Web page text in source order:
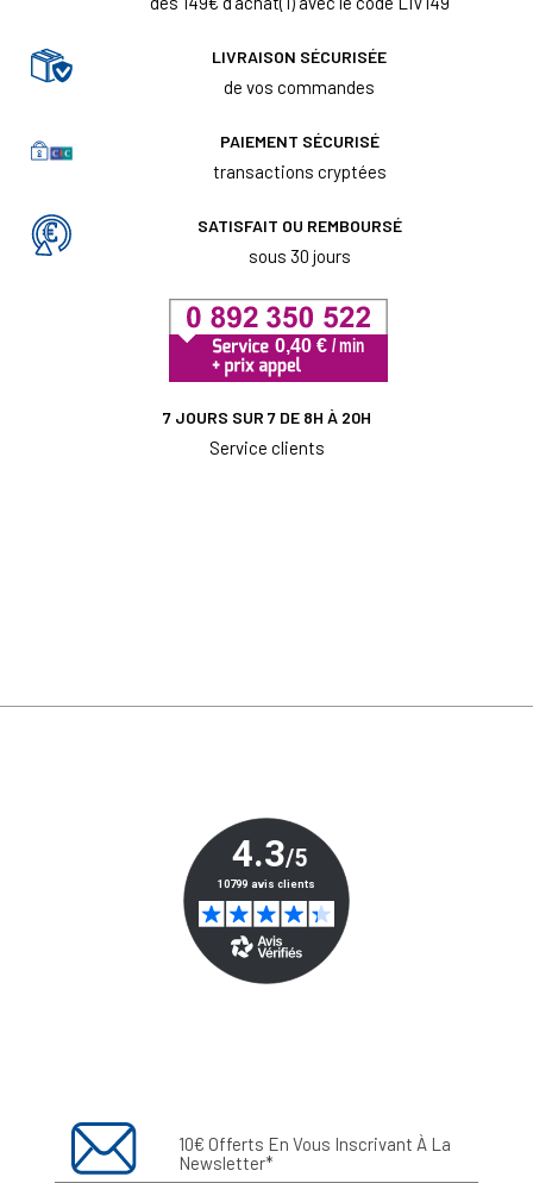
LIVRAISON SÉCURISÉE
de vos commandes
PAIEMENT SÉCURISÉ
transactions cryptées
SATISFAIT OU REMBOURSÉ
sous 30 jours
7 JOURS SUR 7 DE 8H À 20H
Service clients
10€ Offerts En Vous Inscrivant À La
Newsletter*